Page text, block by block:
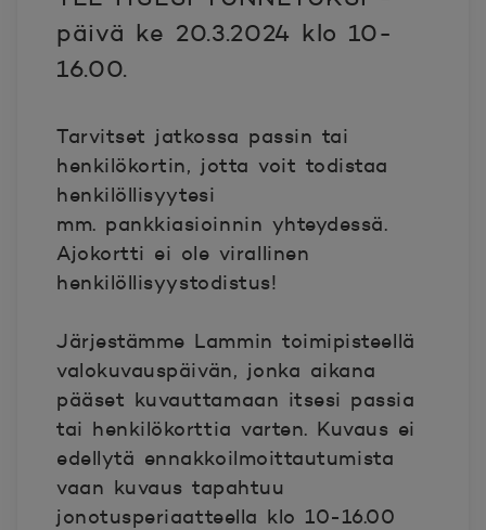
päivä ke 20.3.2024 klo 10-
16.00.
Tarvitset jatkossa passin tai
henkilökortin, jotta voit todistaa
henkilöllisyytesi
mm. pankkiasioinnin yhteydessä.
Ajokortti ei ole virallinen
henkilöllisyystodistus!
Järjestämme Lammin toimipisteellä
valokuvauspäivän, jonka aikana
pääset kuvauttamaan itsesi passia
tai henkilökorttia varten. Kuvaus ei
edellytä ennakkoilmoittautumista
vaan kuvaus tapahtuu
jonotusperiaatteella klo 10-16.00